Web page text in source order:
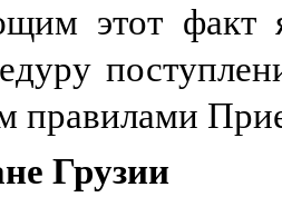
этот факт
правилами
Грузии